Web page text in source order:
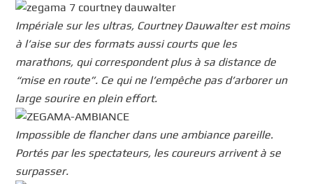
Impériale sur les ultras, Courtney Dauwalter est moins
à l’aise sur des formats aussi courts que les
marathons, qui correspondent plus à sa distance de
“mise en route”. Ce qui ne l’empêche pas d’arborer un
large sourire en plein effort.
Impossible de flancher dans une ambiance pareille.
Portés par les spectateurs, les coureurs arrivent à se
surpasser.